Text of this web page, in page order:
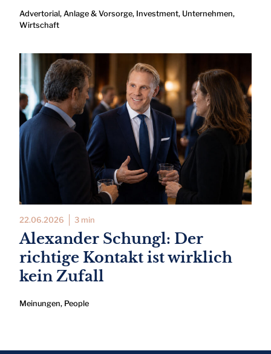
Advertorial, Anlage & Vorsorge, Investment, Unternehmen,
Wirtschaft
22.06.2026 3 min
Alexander Schungl: Der
richtige Kontakt ist wirklich
kein Zufall
Meinungen, People